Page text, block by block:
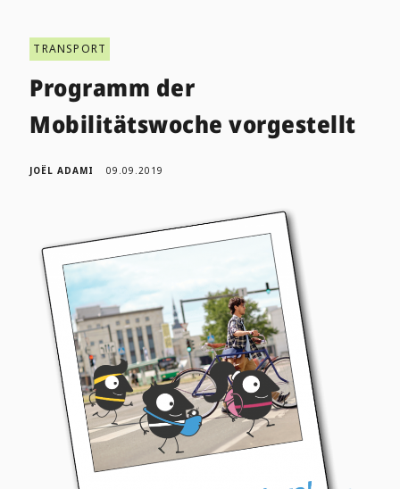
TRANSPORT
Programm der
Mobilitätswoche vorgestellt
JOËL ADAMI 09.09.2019